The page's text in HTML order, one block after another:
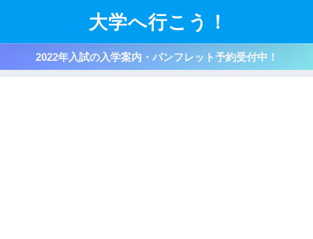
大学へ行こう！
2022年入試の入学案内・パンフレット予約受付中！